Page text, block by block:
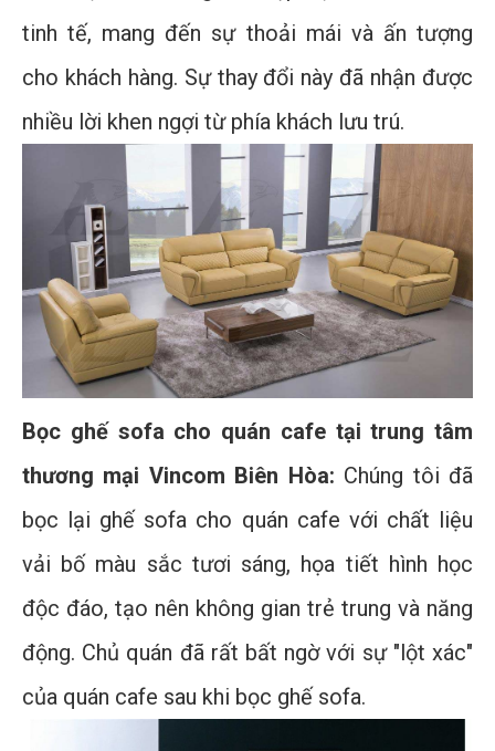
tinh tế, mang đến sự thoải mái và ấn tượng
cho khách hàng. Sự thay đổi này đã nhận được
nhiều lời khen ngợi từ phía khách lưu trú.
Bọc ghế sofa cho quán cafe tại trung tâm
thương mại Vincom Biên Hòa: Chúng tôi đã
bọc lại ghế sofa cho quán cafe với chất liệu
vải bố màu sắc tươi sáng, họa tiết hình học
độc đáo, tạo nên không gian trẻ trung và năng
động. Chủ quán đã rất bất ngờ với sự "lột xác"
của quán cafe sau khi bọc ghế sofa.